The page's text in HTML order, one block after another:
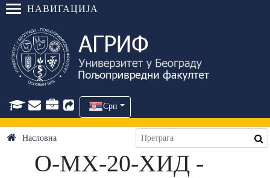
НАВИГАЦИЈА
Срп
Насловна
О-МХ-20-ХИД -